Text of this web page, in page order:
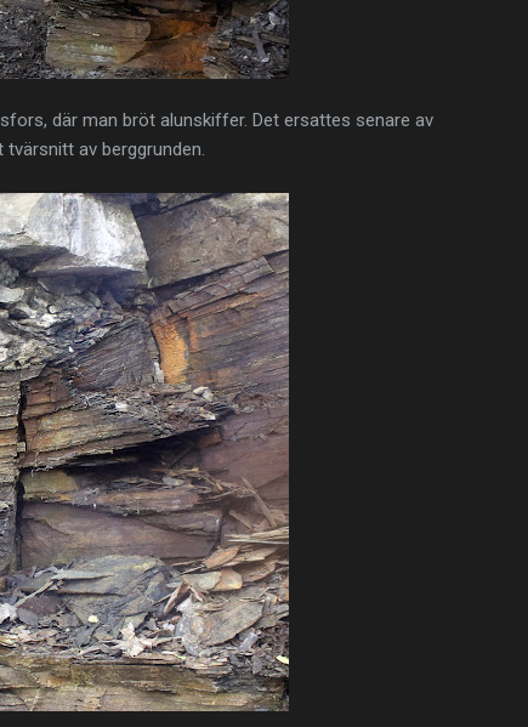
där man bröt alunskiffer. Det ersattes senare av
av berggrunden.